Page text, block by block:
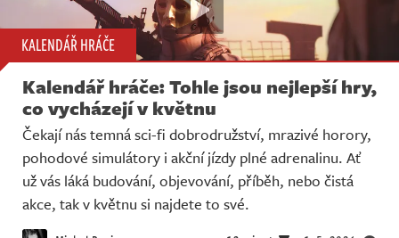
KALENDÁŘ HRÁČE
Kalendář hráče: Tohle jsou nejlepší hry,
co vycházejí v květnu
Čekají nás temná sci-fi dobrodružství, mrazivé horory,
pohodové simulátory i akční jízdy plné adrenalinu. Ať
už vás láká budování, objevování, příběh, nebo čistá
akce, tak v květnu si najdete to své.